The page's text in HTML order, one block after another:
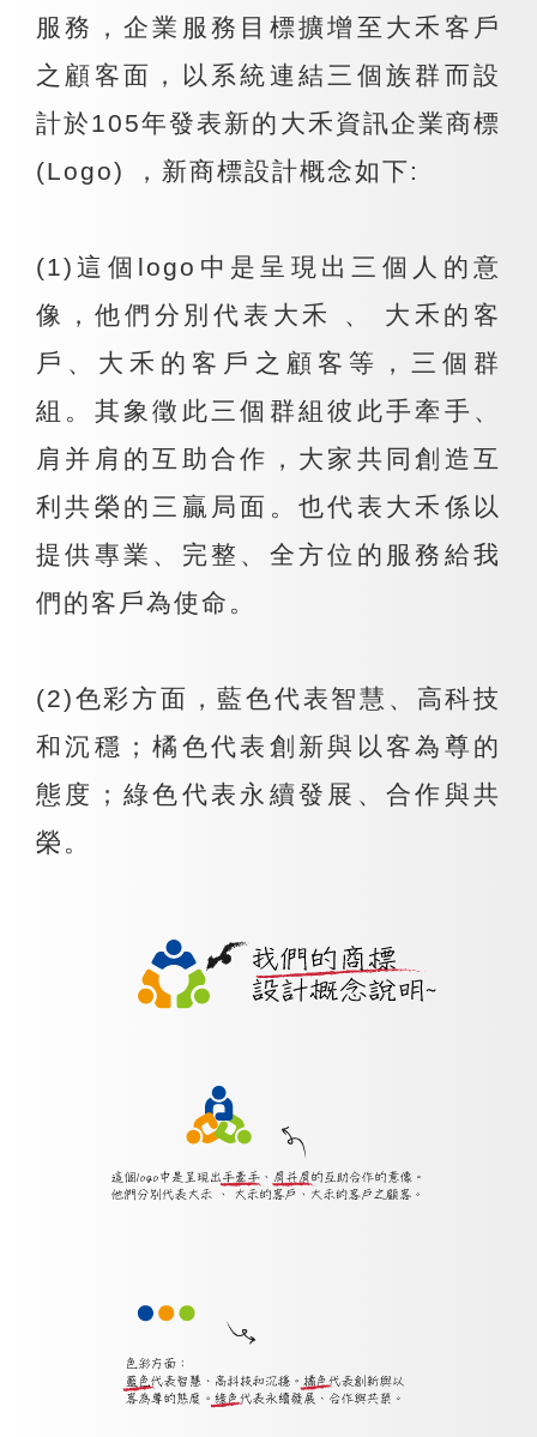
服務，企業服務目標擴增至大禾客戶
之顧客面，以系統連結三個族群而設
計於105年發表新的大禾資訊企業商標
(Logo) ，新商標設計概念如下:
(1)這個logo中是呈現出三個人的意
像，他們分別代表大禾 、 大禾的客
戶、大禾的客戶之顧客等，三個群
組。其象徵此三個群組彼此手牽手、
肩并肩的互助合作，大家共同創造互
利共榮的三贏局面。也代表大禾係以
提供專業、完整、全方位的服務給我
們的客戶為使命。
(2)色彩方面，藍色代表智慧、高科技
和沉穩；橘色代表創新與以客為尊的
態度；綠色代表永續發展、合作與共
榮。